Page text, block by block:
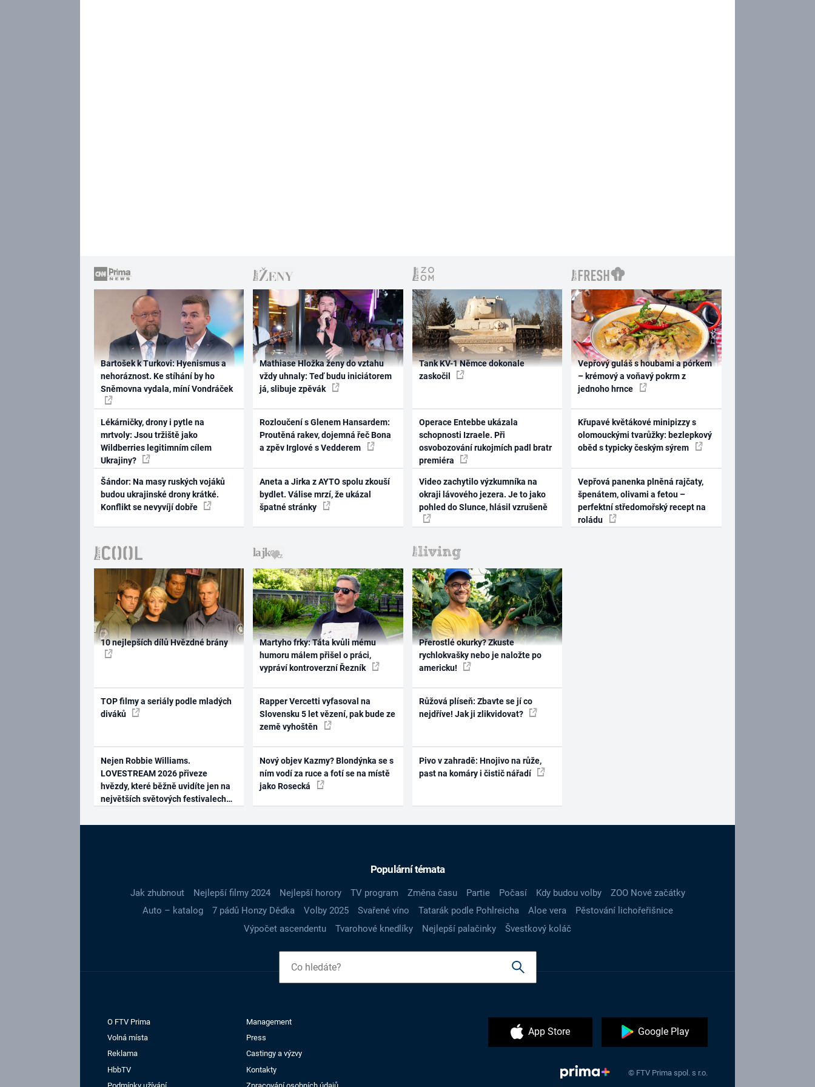
Bartošek k Turkovi: Hyenismus a
nehoráznost. Ke stíhání by ho
Sněmovna vydala, míní Vondráček
Lékárničky, drony i pytle na
mrtvoly: Jsou tržiště jako
Wildberries legitimním cílem
Ukrajiny?
Šándor: Na masy ruských vojáků
budou ukrajinské drony krátké.
Konflikt se nevyvíjí dobře
Mathiase Hložka ženy do vztahu
vždy uhnaly: Teď budu iniciátorem
já, slibuje zpěvák
Rozloučení s Glenem Hansardem:
Proutěná rakev, dojemná řeč Bona
a zpěv Irglové s Vedderem
Aneta a Jirka z AYTO spolu zkouší
bydlet. Válise mrzí, že ukázal
špatné stránky
Tank KV-1 Němce dokonale
zaskočil
Operace Entebbe ukázala
schopnosti Izraele. Při
osvobozování rukojmích padl bratr
premiéra
Video zachytilo výzkumníka na
okraji lávového jezera. Je to jako
pohled do Slunce, hlásil vzrušeně
Vepřový guláš s houbami a pórkem
– krémový a voňavý pokrm z
jednoho hrnce
Křupavé květákové minipizzy s
olomouckými tvarůžky: bezlepkový
oběd s typicky českým sýrem
Vepřová panenka plněná rajčaty,
špenátem, olivami a fetou –
perfektní středomořský recept na
roládu
10 nejlepších dílů Hvězdné brány
TOP filmy a seriály podle mladých
diváků
Nejen Robbie Williams.
LOVESTREAM 2026 přiveze
hvězdy, které běžně uvidíte jen na
největších světových festivalech
Martyho frky: Táta kvůli mému
humoru málem přišel o práci,
vypráví kontroverzní Řezník
Rapper Vercetti vyfasoval na
Slovensku 5 let vězení, pak bude ze
země vyhoštěn
Nový objev Kazmy? Blondýnka se s
ním vodí za ruce a fotí se na místě
jako Rosecká
Přerostlé okurky? Zkuste
rychlokvašky nebo je naložte po
americku!
Růžová plíseň: Zbavte se jí co
nejdříve! Jak ji zlikvidovat?
Pivo v zahradě: Hnojivo na růže,
past na komáry i čistič nářadí
Populární témata
Jak zhubnout Nejlepší filmy 2024 Nejlepší horory TV program Změna času Partie Počasí Kdy budou volby
ZOO Nové začátky
Auto – katalog
7 pádů Honzy Dědka Volby 2025 Svařené víno Tatarák podle Pohlreicha Aloe vera
Pěstování lichořeřišnice
Výpočet ascendentu
Tvarohové knedlíky Nejlepší palačinky Švestkový koláč
O FTV Prima
Management
Volná místa
Press
Reklama
Castingy a výzvy
HbbTV
Kontakty
App Store Google Play
© FTV Prima spol. s r.o.